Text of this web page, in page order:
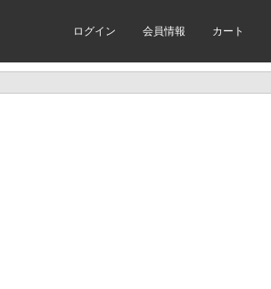
ログイン 会員情報 カート